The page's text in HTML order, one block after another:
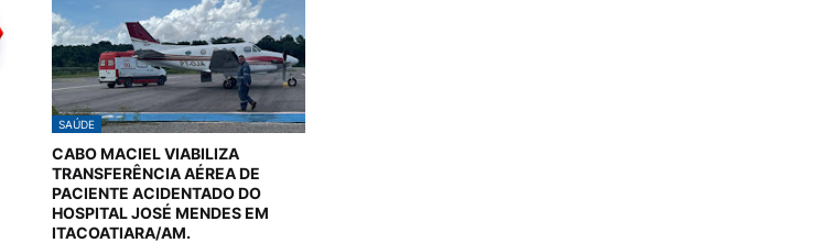
SAÚDE
CABO MACIEL VIABILIZA
TRANSFERÊNCIA AÉREA DE
PACIENTE ACIDENTADO DO
HOSPITAL JOSÉ MENDES EM
ITACOATIARA/AM.